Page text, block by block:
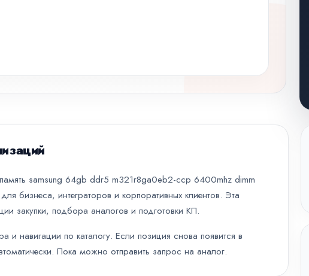
samsung 64gb ddr5 m321r8ga0eb2-ccp 6400mhz dimm
бизнеса, интеграторов и корпоративных клиентов. Эта
закупки, подбора аналогов и подготовки КП.
и навигации по каталогу. Если позиция снова появится в
Пока можно отправить запрос на аналог.